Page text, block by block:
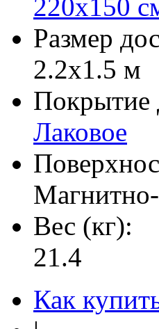
220х150
Размер
2.2х1.5 м
Покрытие
Лаковое
Вес (кг):
21.4
Как